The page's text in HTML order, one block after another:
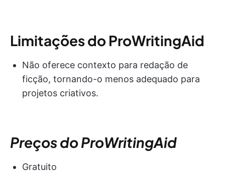
Limitações do ProWritingAid
Não oferece contexto para redação de
ficção, tornando-o menos adequado para
projetos criativos.
Preços do ProWritingAid
Gratuito